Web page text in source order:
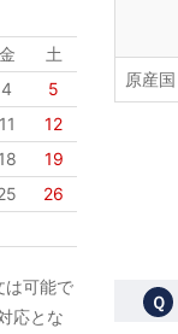
金
土
4
5
11
12
18
19
26
は可能で
応とな
原産国
Ｑ